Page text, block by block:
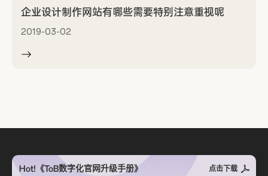
企业设计制作网站有哪些需要特别注意重视呢
2019-03-02
Hot!《ToB数字化官网升级手册》 点击下载